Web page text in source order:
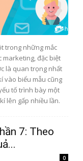
trong những mắc
đặc biệt
là quan trọng nhất
vào biểu mẫu cũng
tố trình bày một
lên gấp nhiều lần.
7: Theo
0